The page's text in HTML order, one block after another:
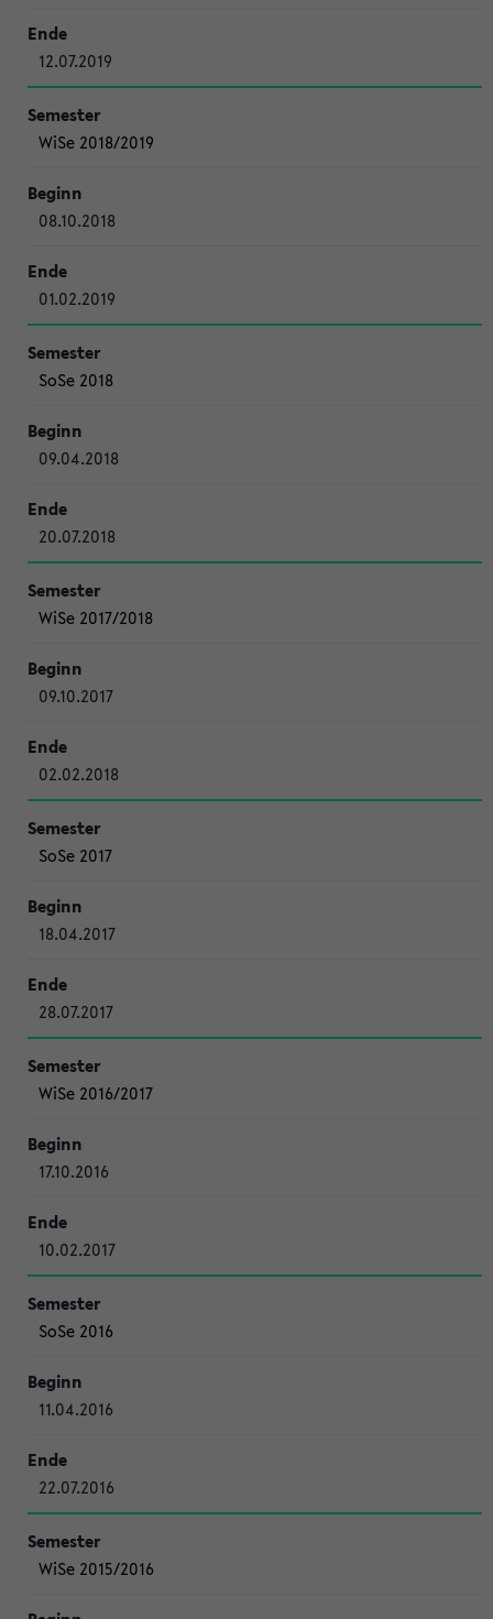
12.07.2019
WiSe 2018/2019
08.10.2018
01.02.2019
SoSe 2018
09.04.2018
20.07.2018
WiSe 2017/2018
09.10.2017
02.02.2018
SoSe 2017
18.04.2017
28.07.2017
WiSe 2016/2017
17.10.2016
10.02.2017
SoSe 2016
11.04.2016
22.07.2016
WiSe 2015/2016